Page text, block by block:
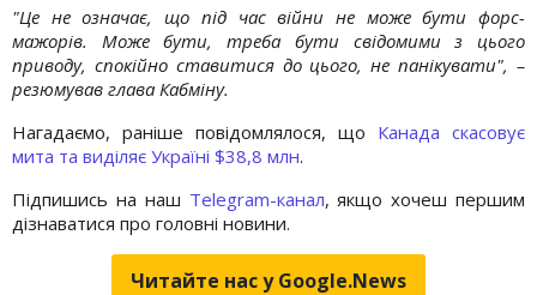
"Це не означає, що під час війни не може бути форс-
мажорів. Може бути, треба бути свідомими з цього
приводу, спокійно ставитися до цього, не панікувати", –
резюмував глава Кабміну.
Нагадаємо, раніше повідомлялося, що Канада скасовує
мита та виділяє Україні $38,8 млн.
Підпишись на наш Telegram-канал, якщо хочеш першим
дізнаватися про головні новини.
Читайте нас у Google.News